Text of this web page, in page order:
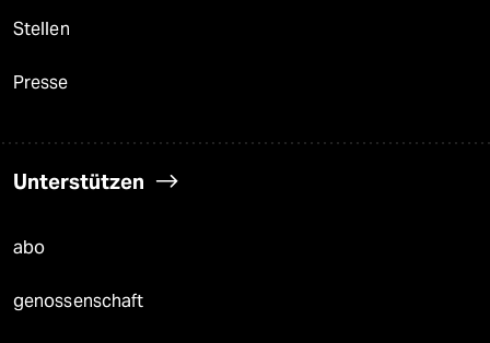
Stellen
Presse
Unterstützen
abo
genossenschaft